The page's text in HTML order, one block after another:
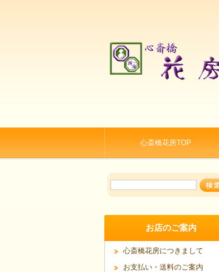
心斎橋花房TOP
お店のご案内
心斎橋花房につきまして
お支払い・送料のご案内